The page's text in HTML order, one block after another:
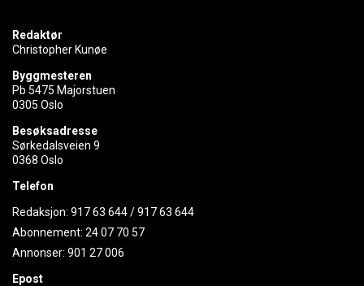
Redaktør
Christopher Kunøe
Byggmesteren
Pb 5475 Majorstuen
0305 Oslo
Besøksadresse
Sørkedalsveien 9
0368 Oslo
Telefon
Redaksjon: 917 63 644/917 63 644
Abonnement: 24 07 70 57
Annonser: 901 27 006
Epost